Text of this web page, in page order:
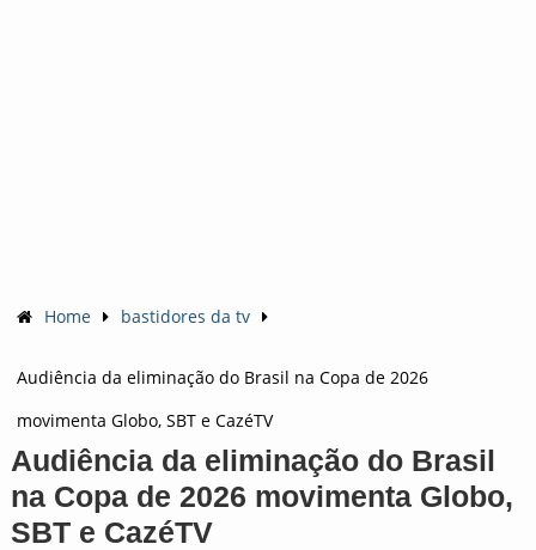
Home bastidores da tv
Audiência da eliminação do Brasil na Copa de 2026
movimenta Globo, SBT e CazéTV
Audiência da eliminação do Brasil
na Copa de 2026 movimenta Globo,
SBT e CazéTV